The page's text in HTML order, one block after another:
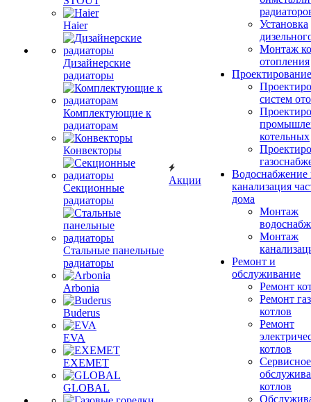
Haier
Дизайнерские
радиаторы
Комплектующие к
радиаторам
Конвекторы
Секционные
радиаторы
Стальные панельные
радиаторы
Arbonia
Buderus
EVA
EXEMET
GLOBAL
Акции
Установка
Монтаж
отопления
Проектирование
систем
котельных
Водоснабжение
канализация
дома
Монтаж
Монтаж
Ремонт и
обслуживание
Ремонт
Ремонт
котлов
Ремонт
котлов
Сервисное
котлов